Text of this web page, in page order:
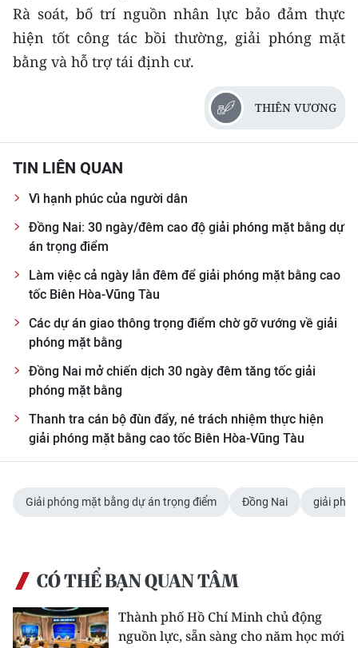
Rà soát, bố trí nguồn nhân lực bảo đảm thực
hiện tốt công tác bồi thường, giải phóng mặt
bằng và hỗ trợ tái định cư.
THIÊN VƯƠNG
TIN LIÊN QUAN
Vì hạnh phúc của người dân
Đồng Nai: 30 ngày/đêm cao độ giải phóng mặt bằng dự
án trọng điểm
Làm việc cả ngày lẫn đêm để giải phóng mặt bằng cao
tốc Biên Hòa-Vũng Tàu
Các dự án giao thông trọng điểm chờ gỡ vướng về giải
phóng mặt bằng
Đồng Nai mở chiến dịch 30 ngày đêm tăng tốc giải
phóng mặt bằng
Thanh tra cán bộ đùn đẩy, né trách nhiệm thực hiện
giải phóng mặt bằng cao tốc Biên Hòa-Vũng Tàu
Giải phóng mặt bằng dự án trọng điểm Đồng Nai giải
CÓ THỂ BẠN QUAN TÂM
Thành phố Hồ Chí Minh chủ động
nguồn lực, sẵn sàng cho năm học mới